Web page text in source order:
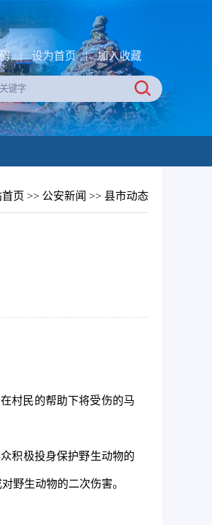
| 设为首页 | 加入收藏
首页 >> 公安新闻 >> 县市动态
村民的帮助下将受伤的马
积极投身保护野生动物的
野生动物的二次伤害。